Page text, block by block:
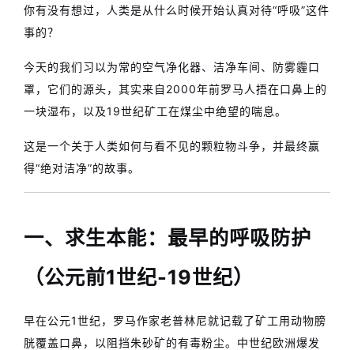
你有没有想过，人类是从什么时候开始认真对待“呼吸”这件
事的？
今天的我们习以为常的空气净化器、洁净车间、防雾霾口
罩，它们的源头，其实来自2000年前罗马人捂在口鼻上的
一块湿布，以及19世纪矿工在煤尘中绝望的喘息。
这是一个关于人类如何与看不见的颗粒物斗争，并最终赢
得“绝对洁净”的故事。
一、求生本能：最早的呼吸防护
（公元前1世纪-19世纪）
早在公元1世纪，罗马作家老普林尼就记载了矿工用动物膀
胱覆盖口鼻，以阻挡朱砂矿的有毒粉尘。中世纪欧洲爆发